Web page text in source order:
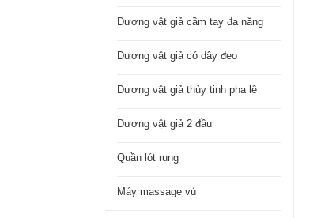
Dương vật giả cầm tay đa năng
Dương vật giả có dây đeo
Dương vật giả thủy tinh pha lê
Dương vật giả 2 đầu
Quần lót rung
Máy massage vú